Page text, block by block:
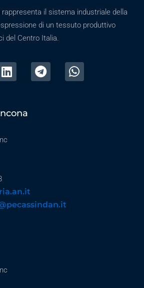
il sistema industriale della
di un tessuto produttivo
del Centro Italia.